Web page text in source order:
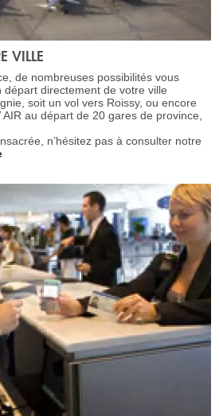
VILLE
de nombreuses possibilités vous
directement de votre ville
soit un vol vers Roissy, ou encore
au départ de 20 gares de province,
n’hésitez pas à consulter notre